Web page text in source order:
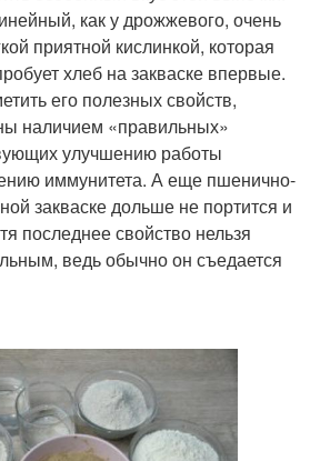
как у дрожжевого, очень
приятной кислинкой, которая
хлеб на закваске впервые.
его полезных свойств,
наличием «правильных»
улучшению работы
иммунитета. А еще пшенично-
закваске дольше не портится и
последнее свойство нельзя
ведь обычно он съедается